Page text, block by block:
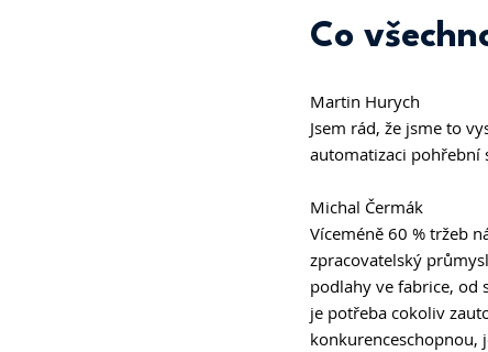
Co
Martin Hurych
Jsem rád, že jsme to
automatizaci pohřební
Michal Čermák
Víceméně 60 % tržeb
zpracovatelský
podlahy ve fabrice, od
je potřeba cokoliv
konkurenceschopnou,